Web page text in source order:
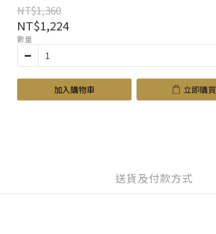
NT$1,360
NT$1,224
數量
加入購物車 立即購買
送貨及付款方式